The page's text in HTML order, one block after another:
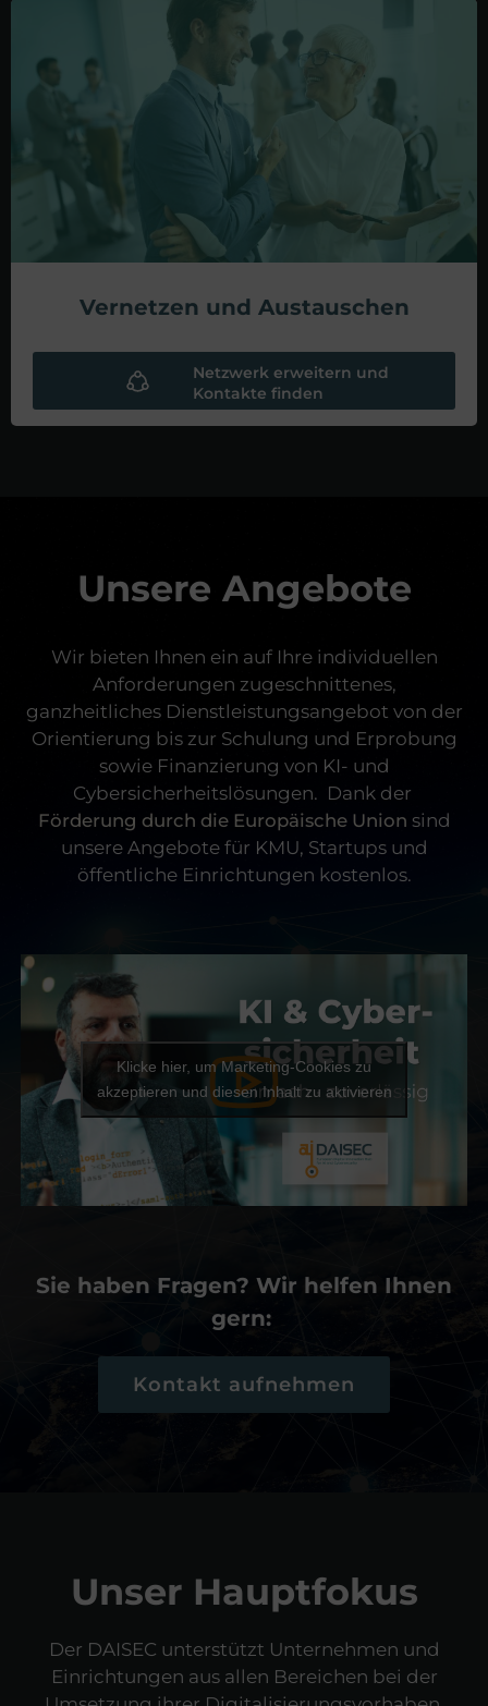
Vernetzen und Austauschen
Netzwerk erweitern und
Kontakte finden
Unsere Angebote
Wir bieten Ihnen ein auf Ihre individuellen
Anforderungen zugeschnittenes,
ganzheitliches Dienstleistungsangebot von der
Orientierung bis zur Schulung und Erprobung
sowie Finanzierung von KI- und
Cybersicherheitslösungen. Dank der
Förderung durch die Europäische Union sind
unsere Angebote für KMU, Startups und
öffentliche Einrichtungen kostenlos.
Klicke hier, um Marketing-Cookies zu
akzeptieren und diesen Inhalt zu aktivieren
Sie haben Fragen? Wir helfen Ihnen
gern:
Kontakt aufnehmen
Unser Hauptfokus
Der DAISEC unterstützt Unternehmen und
Einrichtungen aus allen Bereichen bei der